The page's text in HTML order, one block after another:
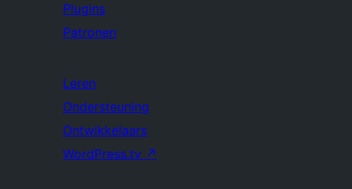
Plugins
Patronen
Leren
Ondersteuning
Ontwikkelaars
WordPress.tv ↗